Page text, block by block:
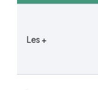
Les +